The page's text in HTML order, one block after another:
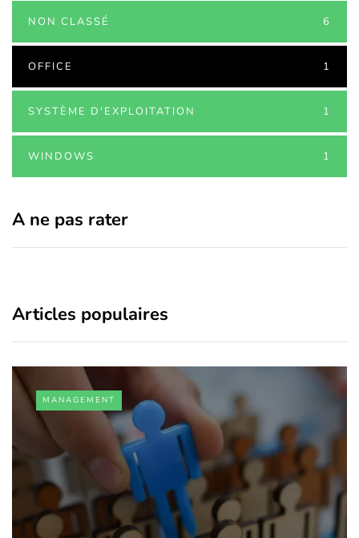
NON CLASSÉ 6
OFFICE 1
SYSTÈME D'EXPLOITATION 1
WINDOWS 1
A ne pas rater
Articles populaires
MANAGEMENT